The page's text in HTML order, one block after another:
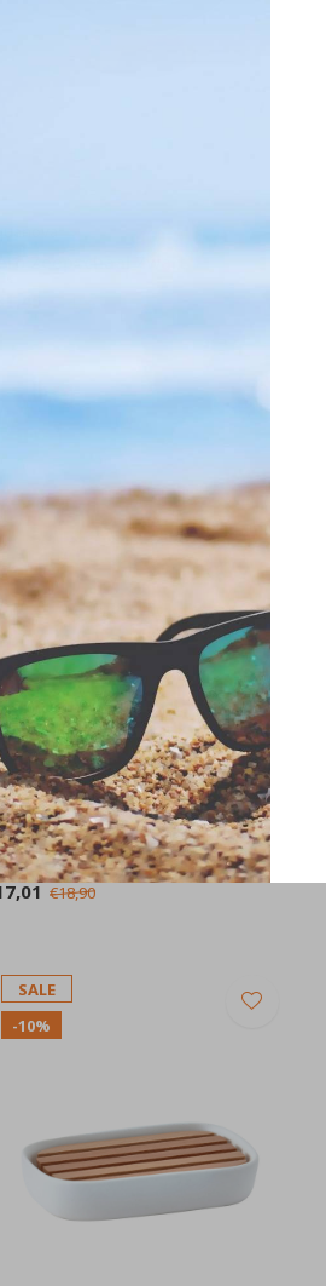
Zeepschaal Zwart
SALE
Zeepschaal Ginger
€18,90
SALE
-10%